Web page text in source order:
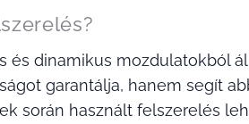
és dinamikus mozdulatokból
garantálja, hanem segít
során használt felszerelés